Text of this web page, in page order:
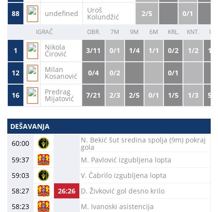
88 undefined Uroš
Kolundžić 2/5 0/1
IGRAČ OBR. 7M 9M 6M KRL. KNT.
1 Nikola
Ćirović 3/11 0/1 1/4 1/1 0/2 1/2
12 Milan
Kosanović 0/4 0/2 0/1
16 Predrag
Mijatović 7/21 2/3 2/5 0/1 1/5 1/3
DEŠAVANJA
60:00
N. Bekić šut sredina spolja (9m) pokraj
gola
59:37
M. Pavlović izgubljena lopta
59:03
V. Čabrilo izgubljena lopta
58:27
26:26
D. Živković gol desno krilo
58:23
M. Ivanoski asistencija